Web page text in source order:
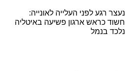
נעצר רגע לפני העלייה לאונייה:
חשוד כראש ארגון פשיעה באיטליה
נלכד בנמל